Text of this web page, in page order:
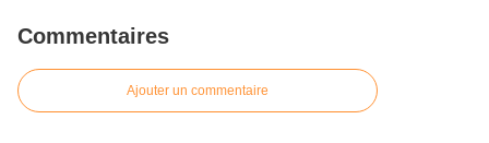
Commentaires
Ajouter un commentaire